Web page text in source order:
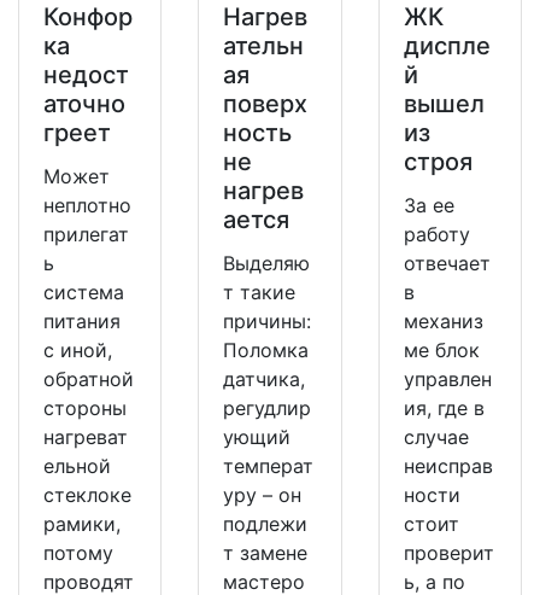
Конфор
ка
недост
аточно
греет
Может
неплотно
прилегат
ь
система
питания
с иной,
обратной
стороны
нагреват
ельной
стеклоке
рамики,
потому
проводят
Нагрев
ательн
ая
поверх
ность
не
нагрев
ается
Выделяю
т такие
причины:
Поломка
датчика,
регудлир
ующий
температ
уру – он
подлежи
т замене
мастеро
ЖК
диспле
й
вышел
из
строя
За ее
работу
отвечает
в
механиз
ме блок
управлен
ия, где в
случае
неисправ
ности
стоит
проверит
ь, а по